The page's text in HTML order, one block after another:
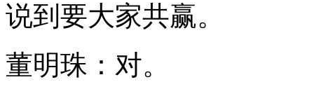
说到要大家共赢。
董明珠：对。